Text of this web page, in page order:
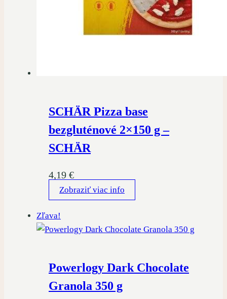
SCHÄR Pizza base
bezgluténové 2×150 g –
SCHÄR
4,19 €
Zobraziť viac info
Zľava!
Powerlogy Dark Chocolate
Granola 350 g